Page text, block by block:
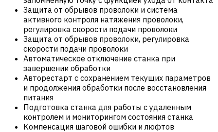
Защита от обрывов проволоки и система
активного контроля натяжения проволоки,
регулировка скорости подачи проволоки
Защита от обрывов проволоки, регулировка
скорости подачи проволоки
Автоматическое отключение станка при
завершении обработки
Авторестарт с сохранением текущих параметров
и продолжения обработки после восстановления
питания
Подготовка станка для работы с удаленным
контролем и мониторингом состояния станка
Компенсация шаговой ошибки и люфтов